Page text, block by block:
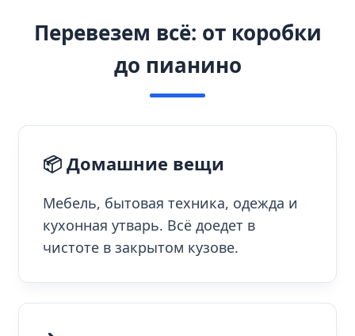
Перевезем всё: от коробки
до пианино
📦 Домашние вещи
Мебель, бытовая техника, одежда и
кухонная утварь. Всё доедет в
чистоте в закрытом кузове.